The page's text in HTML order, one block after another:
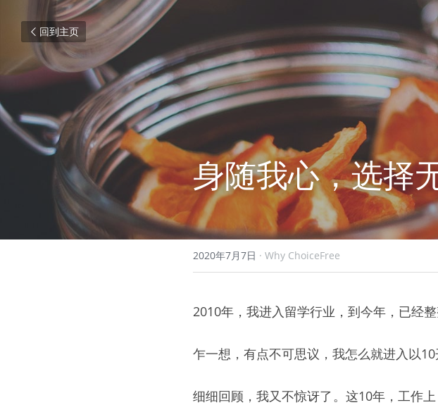
回到主页
身随我心，选择
2020年7月7日 · Why ChoiceFree
2010年，我进入留学行业，到今年，已经整
乍一想，有点不可思议，我怎么就进入以
细细回顾，我又不惊讶了。这10年，工作